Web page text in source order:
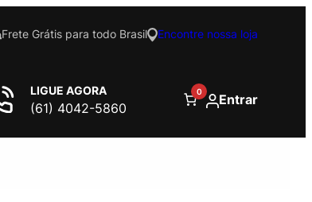
Frete Grátis para todo Brasil Encontre nossa loja
LIGUE AGORA
(61) 4042-5860
0 Entrar